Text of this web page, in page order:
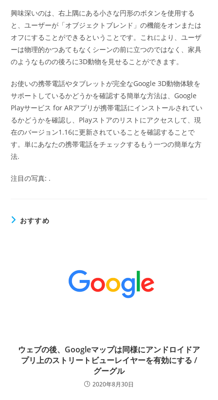
興味深いのは、右上隅にある小さな円形のボタンを使用する
と、ユーザーが「オブジェクトブレンド」の機能をオンまたは
オフにすることができるということです。これにより、ユーザ
ーは物理的かつあてもなくシーンの前に立つのではなく、家具
のようなものの後ろに3D動物を見せることができます。
お使いの携帯電話やタブレットが完全なGoogle 3D動物体験を
サポートしているかどうかを確認する簡単な方法は、Google
Playサービス for ARアプリが携帯電話にインストールされてい
るかどうかを確認し、Playストアのリストにアクセスして、現
在のバージョン1.16に更新されていることを確認することで
す。単にあなたの携帯電話をチェックするもう一つの簡単な方
法.
注目の写真: .
おすすめ
ウェブの後、Googleマップは同様にアンドロイドア
プリ上のストリートビューレイヤーを有効にする /
グーグル
2020年8月30日